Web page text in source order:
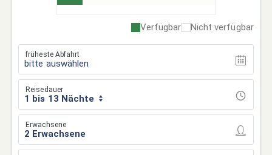
Verfügbar Nicht verfügbar
früheste Abfahrt
bitte auswählen
Reisedauer
1 bis 13 Nächte
Erwachsene